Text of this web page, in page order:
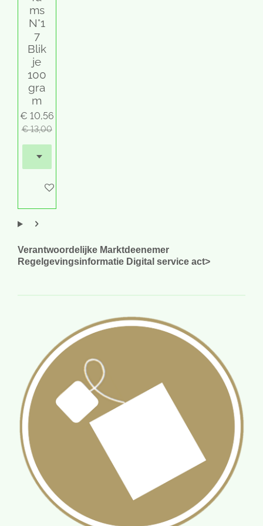
ms
N°1
7
Blik
je
100
gra
m
€ 10,56
€ 13,00
In winkelwagen
Verantwoordelijke Marktdeenemer
Regelgevingsinformatie Digital service act>